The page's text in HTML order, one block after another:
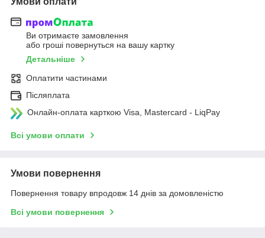
Ви отримаєте замовлення
або гроші повернуться на вашу картку
Детальніше
Оплатити частинами
Післяплата
Онлайн-оплата карткою Visa, Mastercard - LiqPay
Всі умови оплати
Умови повернення
Повернення товару впродовж 14 днів за домовленістю
Всі умови повернення